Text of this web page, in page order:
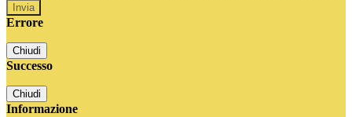
Errore
Chiudi
Successo
Chiudi
Informazione